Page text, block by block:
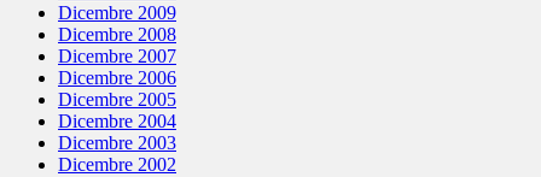
Dicembre 2009
Dicembre 2008
Dicembre 2007
Dicembre 2006
Dicembre 2005
Dicembre 2004
Dicembre 2003
Dicembre 2002